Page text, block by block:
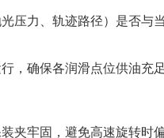
压力、轨迹路径）是否与
，确保各润滑点位供油充
夹牢固，避免高速旋转时偏